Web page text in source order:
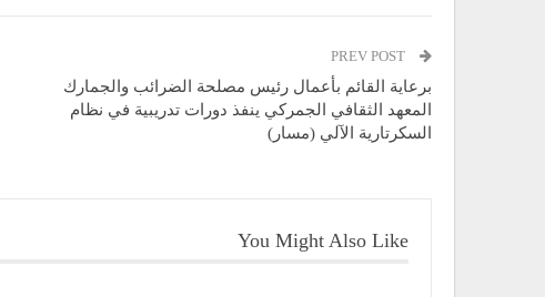
برعاية القائم بأعمال رئيس مصلحة الضرائب والجمارك
المعهد الثقافي الجمركي ينفذ دورات تدريبية في نظام
السكرتارية الآلي (مسار)
You Might Also Like